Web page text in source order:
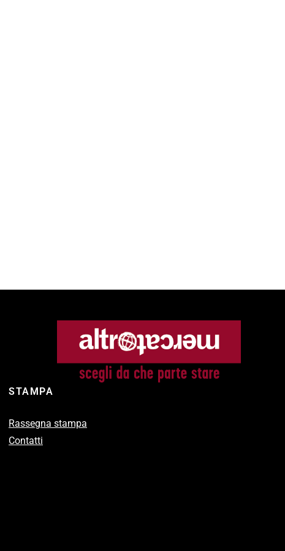
STAMPA
Rassegna stampa
Contatti